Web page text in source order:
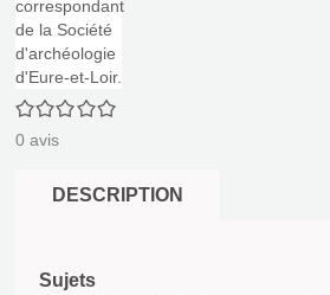
0/5
0 avis
DESCRIPTION
Sujets